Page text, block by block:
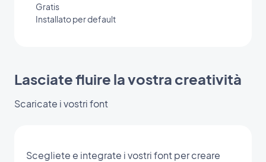
Gratis
Installato per default
Lasciate fluire la vostra creatività
Scaricate i vostri font
Scegliete e integrate i vostri font per creare